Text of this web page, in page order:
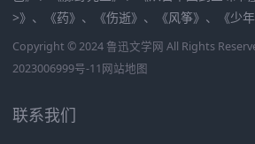
>》、《药》、《伤逝》、《风筝》、《少年
Copyright © 2024 鲁迅文学网 All Rights
2023006999号-11网站地图
联系我们